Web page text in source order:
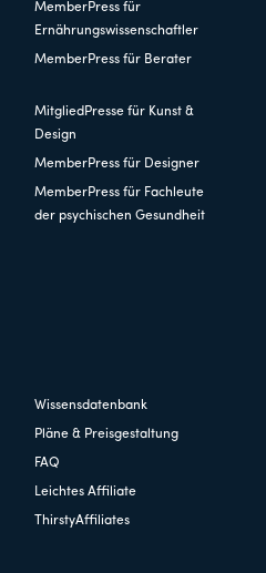
MemberPress für
Ernährungswissenschaftler
MemberPress für Berater
MitgliedPresse für Kunst &
Design
MemberPress für Designer
MemberPress für Fachleute
der psychischen Gesundheit
Wissensdatenbank
Pläne & Preisgestaltung
FAQ
Leichtes Affiliate
ThirstyAffiliates